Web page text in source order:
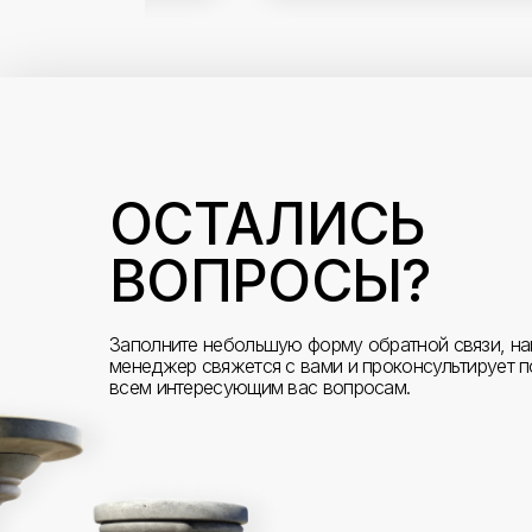
ОСТАЛИСЬ
ВОПРОСЫ?
Заполните небольшую форму обратной связи,
менеджер свяжется с вами и проконсультирует
всем интересующим вас вопросам.